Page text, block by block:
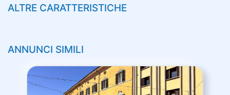
ALTRE CARATTERISTICHE
ANNUNCI SIMILI